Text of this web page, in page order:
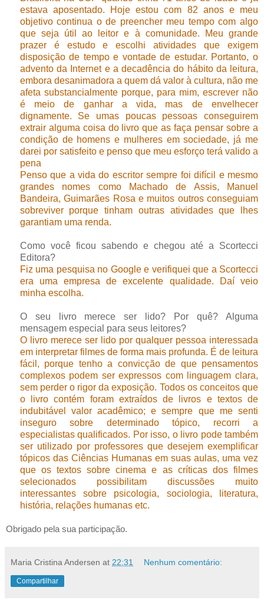
estava aposentado. Hoje estou com 82 anos e meu
objetivo continua o de preencher meu tempo com algo
que seja útil ao leitor e à comunidade. Meu grande
prazer é estudo e escolhi atividades que exigem
disposição de tempo e vontade de estudar. Portanto, o
advento da Internet e a decadência do hábito da leitura,
embora desanimadora a quem dá valor à cultura, não me
afeta substancialmente porque, para mim, escrever não
é meio de ganhar a vida, mas de envelhecer
dignamente. Se umas poucas pessoas conseguirem
extrair alguma coisa do livro que as faça pensar sobre a
condição de homens e mulheres em sociedade, já me
darei por satisfeito e penso que meu esforço terá valido a
pena
Penso que a vida do escritor sempre foi difícil e mesmo
grandes nomes como Machado de Assis, Manuel
Bandeira, Guimarães Rosa e muitos outros conseguiam
sobreviver porque tinham outras atividades que lhes
garantiam uma renda.
Como você ficou sabendo e chegou até a Scortecci
Editora?
Fiz uma pesquisa no Google e verifiquei que a Scortecci
era uma empresa de excelente qualidade. Daí veio
minha escolha.
O seu livro merece ser lido? Por quê? Alguma
mensagem especial para seus leitores?
O livro merece ser lido por qualquer pessoa interessada
em interpretar filmes de forma mais profunda. É de leitura
fácil, porque tenho a convicção de que pensamentos
complexos podem ser expressos com linguagem clara,
sem perder o rigor da exposição. Todos os conceitos que
o livro contém foram extraídos de livros e textos de
indubitável valor acadêmico; e sempre que me senti
inseguro sobre determinado tópico, recorri a
especialistas qualificados. Por isso, o livro pode também
ser utilizado por professores que desejem exemplificar
tópicos das Ciências Humanas em suas aulas, uma vez
que os textos sobre cinema e as críticas dos filmes
selecionados possibilitam discussões muito
interessantes sobre psicologia, sociologia, literatura,
história, relações humanas etc.
Obrigado pela sua participação.
Maria Cristina Andersen at 22:31 Nenhum comentário:
Compartilhar